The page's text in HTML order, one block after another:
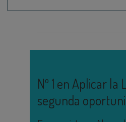
Nº 1 en Aplicar la
segunda